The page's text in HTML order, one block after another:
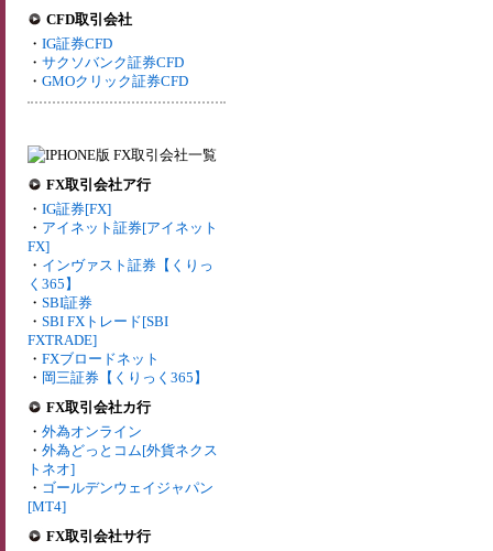
CFD取引会社
・ IG証券CFD
・ サクソバンク証券CFD
・ GMOクリック証券CFD
FX取引会社ア行
・ IG証券[FX]
・ アイネット証券[アイネット
FX]
・ インヴァスト証券【くりっ
く365】
・ SBI証券
・ SBI FXトレード[SBI
FXTRADE]
・ FXブロードネット
・ 岡三証券【くりっく365】
FX取引会社カ行
・ 外為オンライン
・ 外為どっとコム[外貨ネクス
トネオ]
・ ゴールデンウェイジャパン
[MT4]
FX取引会社サ行